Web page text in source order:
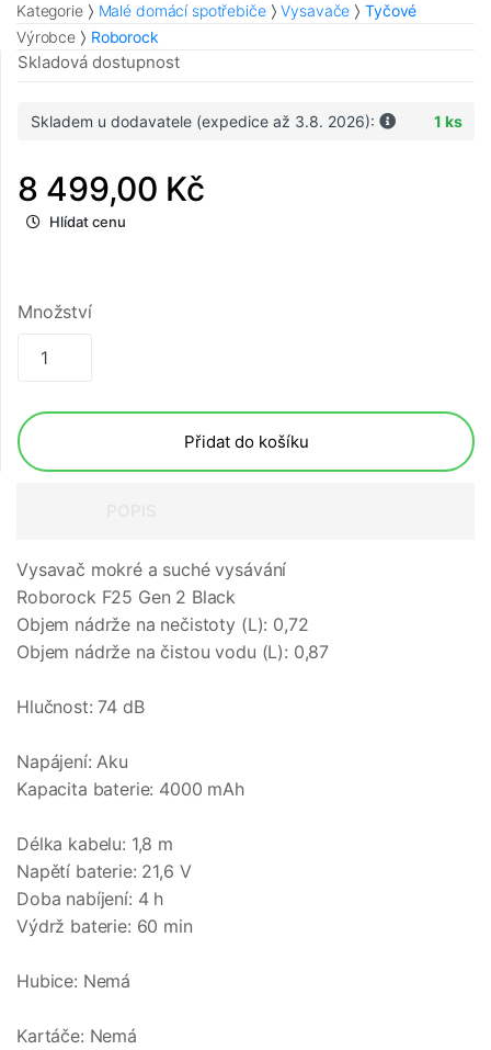
Kategorie Malé domácí spotřebiče Vysavače
Tyčové
Výrobce
Roborock
Skladová dostupnost
Skladem u dodavatele (expedice až 3.8. 2026): 1 ks
8 499,00 Kč
Hlídat cenu
Množství
Přidat do košíku
Vysavač mokré a suché vysávání
Roborock F25 Gen 2 Black
Objem nádrže na nečistoty (L): 0,72
Objem nádrže na čistou vodu (L): 0,87
Hlučnost: 74 dB
Napájení: Aku
Kapacita baterie: 4000 mAh
Délka kabelu: 1,8 m
Napětí baterie: 21,6 V
Doba nabíjení: 4 h
Výdrž baterie: 60 min
Hubice: Nemá
Kartáče: Nemá